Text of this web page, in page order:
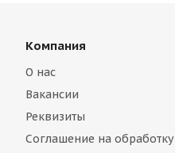
Компания
О нас
Вакансии
Реквизиты
Соглашение на